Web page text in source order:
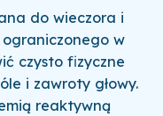
do wieczora i
w
czysto fizyczne
i zawroty głowy.
reaktywną